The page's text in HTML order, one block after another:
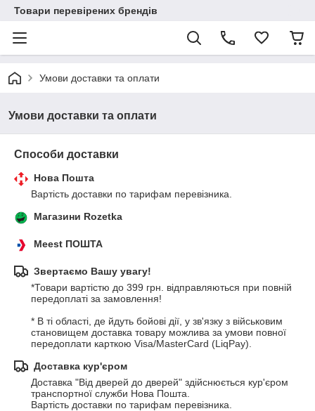
Товари перевірених брендів
Умови доставки та оплати
Умови доставки та оплати
Способи доставки
Нова Пошта
Вартість доставки по тарифам перевізника.
Магазини Rozetka
Meest ПОШТА
Звертаємо Вашу увагу!
*Товари вартістю до 399 грн. відправляються при повній
передоплаті за замовлення!
* В ті області, де йдуть бойові дії, у зв'язку з військовим
становищем доставка товару можлива за умови повної
передоплати карткою Visa/MasterCard (LiqPay).
Доставка кур'єром
Доставка "Від дверей до дверей" здійснюється кур'єром
транспортної служби Нова Пошта.
Вартість доставки по тарифам перевізника.